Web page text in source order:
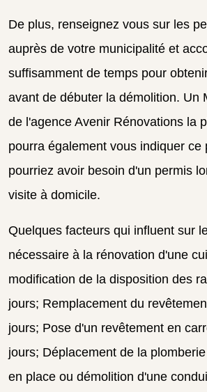
De plus, renseignez vous sur les
auprès de votre municipalité et
suffisamment de temps pour
avant de débuter la démolition. Un
de l'agence Avenir Rénovations la
pourra également vous indiquer ce
pourriez avoir besoin d'un permis
visite à domicile.
Quelques facteurs qui influent sur
nécessaire à la rénovation d'une
modification de la disposition des
jours; Remplacement du
jours; Pose d'un revêtement en
jours; Déplacement de la
en place ou démolition d'une